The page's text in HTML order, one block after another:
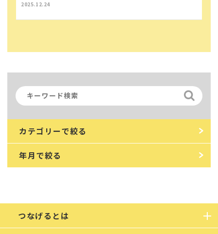
2025.12.24
カテゴリーで絞る
年月で絞る
つなげるとは